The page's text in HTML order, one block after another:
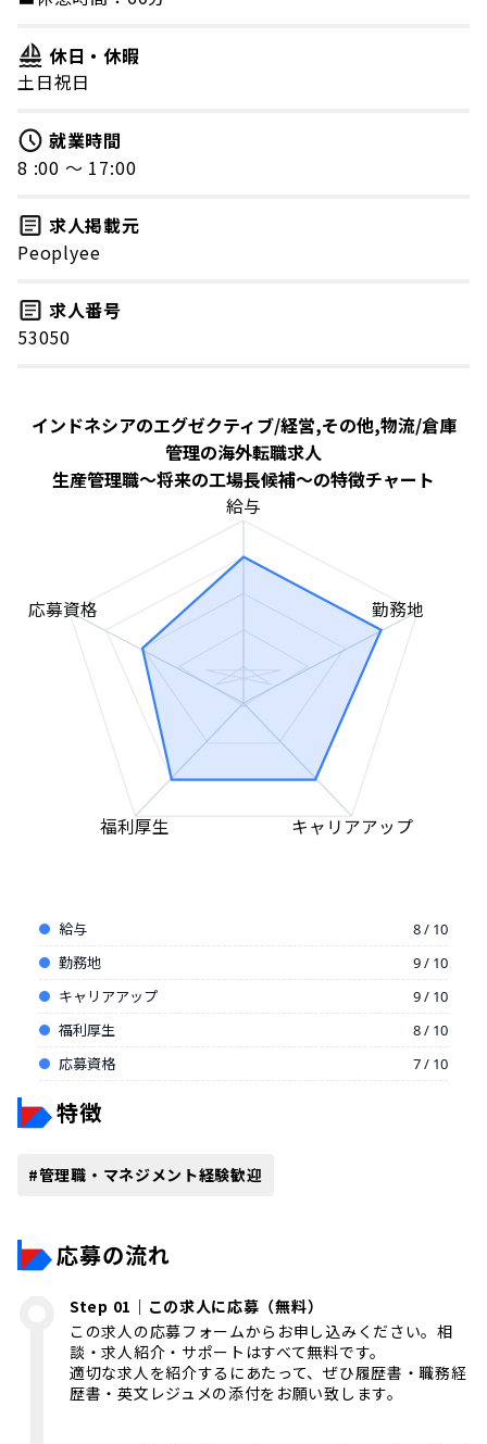
休日・休暇
土日祝日
就業時間
8 :00 〜 17:00
求人掲載元
Peoplyee
求人番号
53050
インドネシアのエグゼクティブ/経営,その他,物流/倉庫
管理の海外転職求人
生産管理職〜将来の工場長候補〜の特徴チャート
給与
勤務地
キャリアアップ
福利厚生
応募資格
給与
8 / 10
勤務地
9 / 10
キャリアアップ
9 / 10
福利厚生
8 / 10
応募資格
7 / 10
特徴
#管理職・マネジメント経験歓迎
応募の流れ
Step 01｜この求人に応募（無料）
この求人の応募フォームからお申し込みください。相
談・求人紹介・サポートはすべて無料です。
適切な求人を紹介するにあたって、ぜひ履歴書・職務経
歴書・英文レジュメの添付をお願い致します。